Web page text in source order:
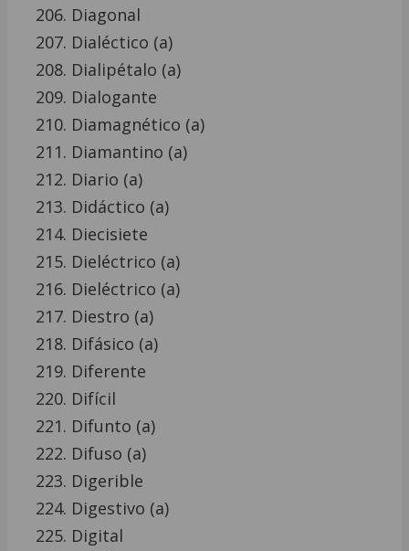
Diagonal
Dialéctico (a)
Dialipétalo (a)
Dialogante
Diamagnético (a)
Diamantino (a)
Diario (a)
Didáctico (a)
Diecisiete
Dieléctrico (a)
Dieléctrico (a)
Diestro (a)
Difásico (a)
Diferente
Difícil
Difunto (a)
Difuso (a)
Digerible
Digestivo (a)
Digital